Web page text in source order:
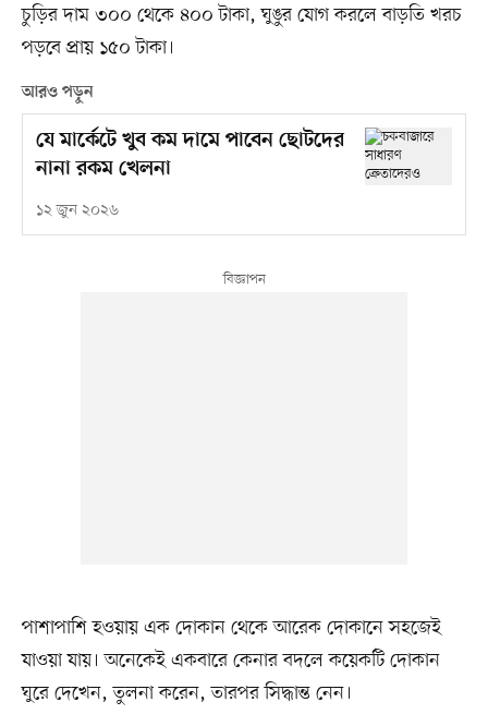
চুড়ির দাম ৩০০ থেকে ৪০০ টাকা, ঘুঙুর যোগ করলে বাড়তি খরচ
পড়বে প্রায় ১৫০ টাকা।
আরও পড়ুন
যে মার্কেটে খুব কম দামে পাবেন ছোটদের
নানা রকম খেলনা
১২ জুন ২০২৬
পাশাপাশি হওয়ায় এক দোকান থেকে আরেক দোকানে সহজেই
যাওয়া যায়। অনেকেই একবারে কেনার বদলে কয়েকটি দোকান
ঘুরে দেখেন, তুলনা করেন, তারপর সিদ্ধান্ত নেন।